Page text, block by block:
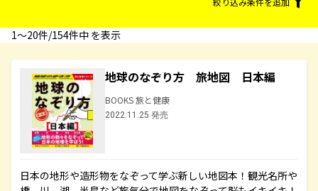
1〜20件/154件中 を表示
地球のなぞり方 旅地図 日本編
BOOKS 旅と健康
2022.11.25 発売
日本の地形や造形物をなぞって学ぶ新しい地図本！観光名所や